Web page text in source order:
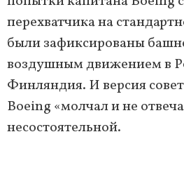
перехватчика на
были зафиксированы
воздушным движением в
Финляндия. И версия
Boeing «молчал и не
несостоятельной.